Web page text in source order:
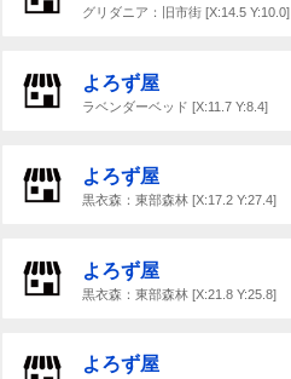
グリダニア：旧市街 [X:14.5 Y:10.0]
よろず屋
ラベンダーベッド [X:11.7 Y:8.4]
よろず屋
黒衣森：東部森林 [X:17.2 Y:27.4]
よろず屋
黒衣森：東部森林 [X:21.8 Y:25.8]
よろず屋